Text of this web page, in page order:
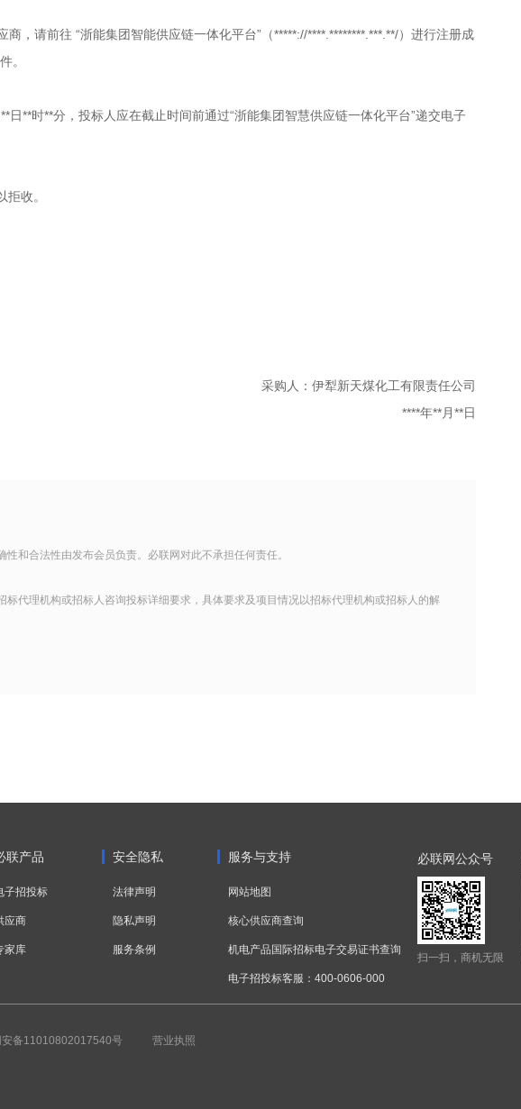
，请前往 “浙能集团智能供应链一体化平台”（*****://****.********.***.**/）进行注册成
。
**时**分，投标人应在截止时间前通过“浙能集团智慧供应链一体化平台”递交电子
收。
采购人：伊犁新天煤化工有限责任公司
****年**月**日
和合法性由发布会员负责。必联网对此不承担任何责任。
代理机构或招标人咨询投标详细要求，具体要求及项目情况以招标代理机构或招标人的解
联产品
子招投标
应商
家库
安全隐私
法律声明
隐私声明
服务条例
服务与支持
网站地图
核心供应商查询
机电产品国际招标电子交易证书查询
电子招投标客服：400-0606-000
必联网公众号
扫一扫，商机无限
安备11010802017540号 营业执照